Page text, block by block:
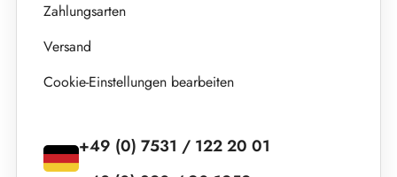
Zahlungsarten
Versand
Cookie-Einstellungen bearbeiten
+49 (0) 7531 / 122 20 01